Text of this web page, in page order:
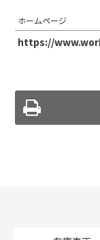
ホームページ
https://